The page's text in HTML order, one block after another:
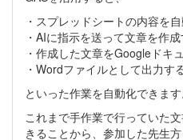
・スプレッドシートの内容を
・AIに指示を送って文章を作成
・作成した文章をGoogleドキ
・Wordファイルとして出力す
といった作業を自動化できます
これまで手作業で行っていた
きることから、参加した先生